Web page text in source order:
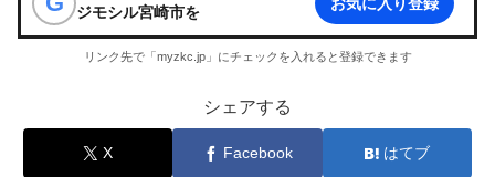
ジモシル宮崎市を お気に入り登録
リンク先で「myzkc.jp」にチェックを入れると登録できます
シェアする
X Facebook はてブ